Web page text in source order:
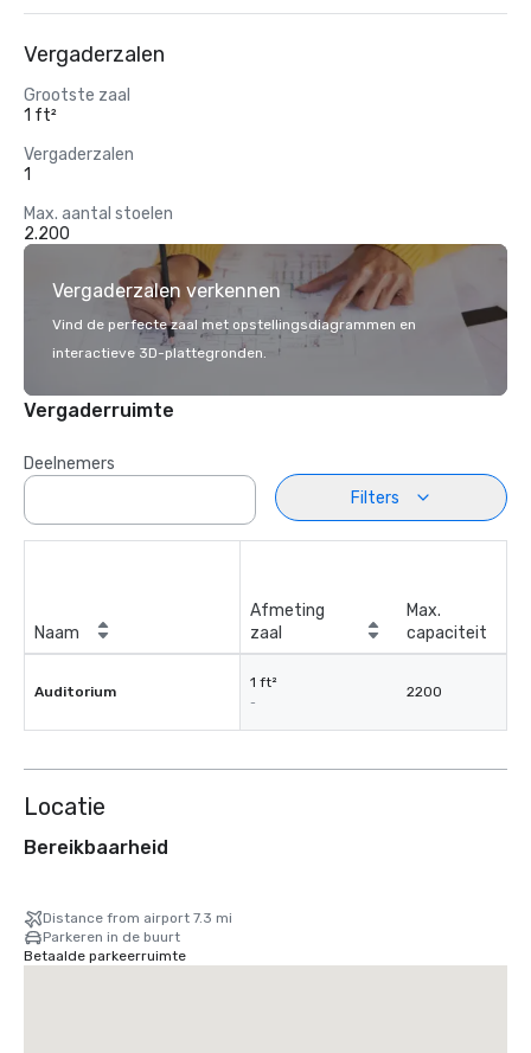
Vergaderzalen
Grootste zaal
1 ft²
Vergaderzalen
1
Max. aantal stoelen
2.200
Vergaderzalen verkennen
Vind de perfecte zaal met opstellingsdiagrammen en
interactieve 3D-plattegronden.
Vergaderruimte
Deelnemers
Filters
Naam
Afmeting
zaal
Max.
capaciteit
Auditorium
1 ft²
-
2200
Locatie
Bereikbaarheid
Distance from airport 7.3 mi
Parkeren in de buurt
Betaalde parkeerruimte